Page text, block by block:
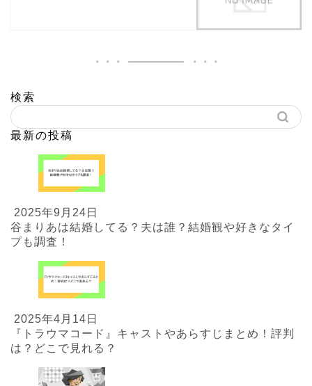
検索
最新の投稿
2025年9月24日
谷まりあは結婚してる？夫は誰？結婚観や好きなタイ
プも調査！
2025年4月14日
『トラウマコード』キャストやあらすじまとめ！評判
は？どこで見れる？